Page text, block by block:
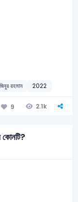
রহমান 2022
9 2.1k
কোনটি?